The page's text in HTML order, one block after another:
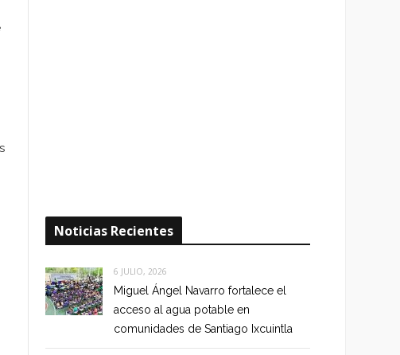
Noticias Recientes
6 JULIO, 2026
Miguel Ángel Navarro fortalece el
acceso al agua potable en
comunidades de Santiago Ixcuintla